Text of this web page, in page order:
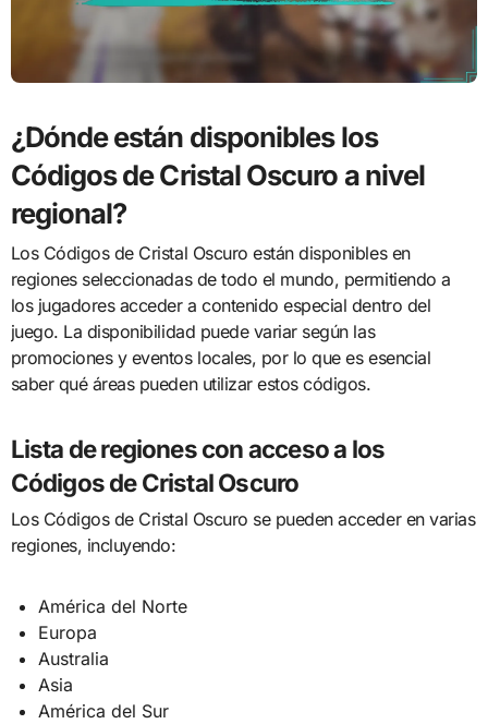
¿Dónde están disponibles los
Códigos de Cristal Oscuro a nivel
regional?
Los Códigos de Cristal Oscuro están disponibles en
regiones seleccionadas de todo el mundo, permitiendo a
los jugadores acceder a contenido especial dentro del
juego. La disponibilidad puede variar según las
promociones y eventos locales, por lo que es esencial
saber qué áreas pueden utilizar estos códigos.
Lista de regiones con acceso a los
Códigos de Cristal Oscuro
Los Códigos de Cristal Oscuro se pueden acceder en varias
regiones, incluyendo:
América del Norte
Europa
Australia
Asia
América del Sur